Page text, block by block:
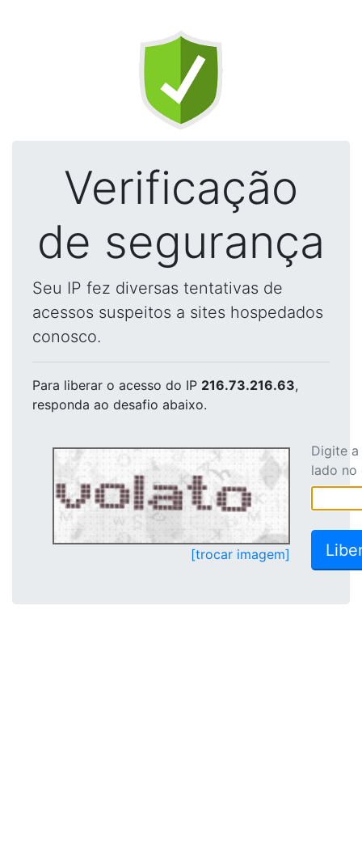
Verificação
de segurança
Seu IP fez diversas tentativas de
acessos suspeitos a sites hospedados
conosco.
Para liberar o acesso do IP 216.73.216.63,
responda ao desafio abaixo.
[trocar imagem]
Digite
lado no